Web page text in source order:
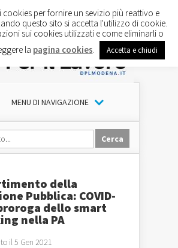
MENU DI NAVIGAZIONE
della
Pubblica: COVID-
dello smart
nella PA
il 5 Gen 2021
cookies per fornire un sevizio più reattivo e
questo sito si accetta l'utilizzo di cookie.
sui cookies utilizzati e come eliminarli o
la pagina cookies Accetta e chiudi